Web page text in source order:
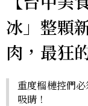
冰」整顆
肉，最狂
重度榴槤控們
吸睛！